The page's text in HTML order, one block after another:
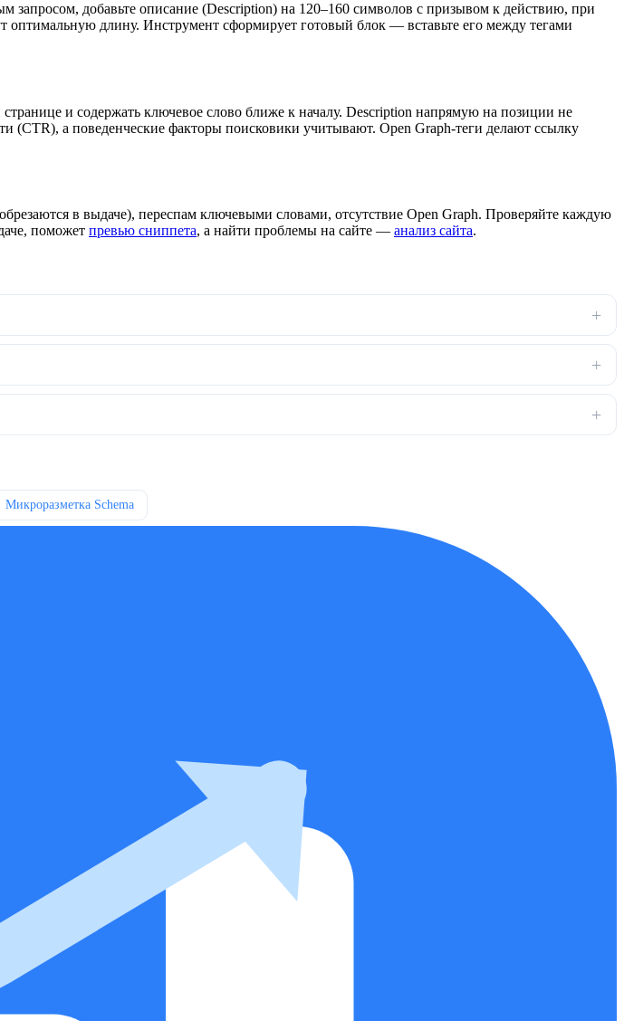
добавьте описание (Description) на 120–160 символов с призывом к действию, при
длину. Инструмент сформирует готовый блок — вставьте его между тегами
и содержать ключевое слово ближе к началу. Description напрямую на позиции не
(CTR), а поведенческие факторы поисковики учитывают. Open Graph-теги делают ссылку
в выдаче), переспам ключевыми словами, отсутствие Open Graph. Проверяйте каждую
поможет превью сниппета, а найти проблемы на сайте — анализ сайта.
Микроразметка Schema